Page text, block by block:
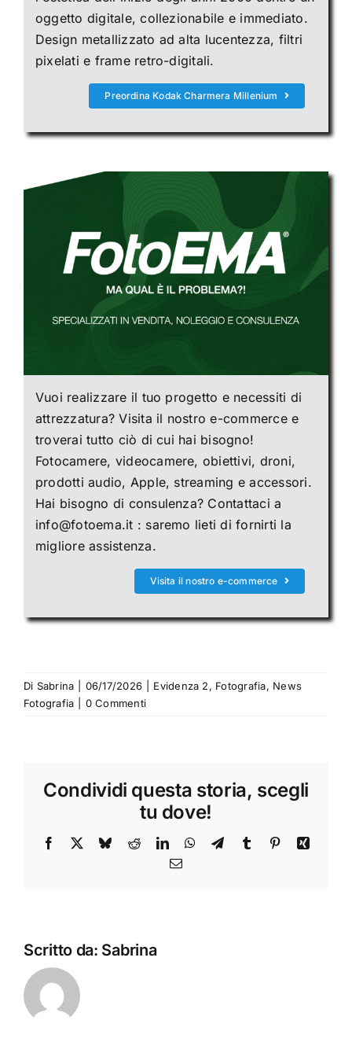
oggetto digitale, collezionabile e immediato.
Design metallizzato ad alta lucentezza, filtri
pixelati e frame retro-digitali.
Preordina Kodak Charmera Millenium
Vuoi realizzare il tuo progetto e necessiti di
attrezzatura? Visita il nostro e-commerce e
troverai tutto ciò di cui hai bisogno!
Fotocamere, videocamere, obiettivi, droni,
prodotti audio, Apple, streaming e accessori.
Hai bisogno di consulenza? Contattaci a
info@fotoema.it : saremo lieti di fornirti la
migliore assistenza.
Visita il nostro e-commerce
Di Sabrina 06/17/2026 Evidenza 2, Fotografia, News
Fotografia
0 Commenti
Condividi questa storia, scegli
tu dove!
Facebook BlueskyRedditLinkedInWhatsApp
TelegramTumblr PinterestXing
Email
Scritto da: Sabrina